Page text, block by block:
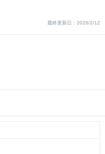
最終更新日：2026/2/12